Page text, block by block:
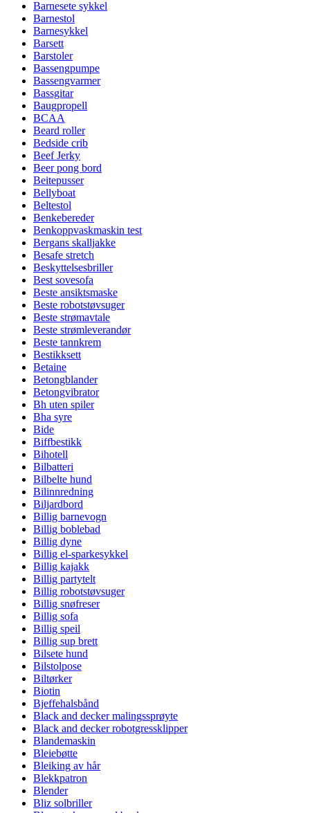
Barnesete sykkel
Barnestol
Barnesykkel
Barsett
Barstoler
Bassengpumpe
Bassengvarmer
Bassgitar
Baugpropell
BCAA
Beard roller
Bedside crib
Beef Jerky
Beer pong bord
Beitepusser
Bellyboat
Beltestol
Benkebereder
Benkoppvaskmaskin test
Bergans skalljakke
Besafe stretch
Beskyttelsesbriller
Best sovesofa
Beste ansiktsmaske
Beste robotstøvsuger
Beste strømavtale
Beste strømleverandør
Beste tannkrem
Bestikksett
Betaine
Betongblander
Betongvibrator
Bh uten spiler
Bha syre
Bide
Biffbestikk
Bihotell
Bilbatteri
Bilbelte hund
Bilinnredning
Biljardbord
Billig barnevogn
Billig boblebad
Billig dyne
Billig el-sparkesykkel
Billig kajakk
Billig partytelt
Billig robotstøvsuger
Billig snøfreser
Billig sofa
Billig speil
Billig sup brett
Bilsete hund
Bilstolpose
Biltørker
Biotin
Bjeffehalsbånd
Black and decker malingssprøyte
Black and decker robotgressklipper
Blandemaskin
Bleiebøtte
Bleiking av hår
Blekkpatron
Blender
Bliz solbriller